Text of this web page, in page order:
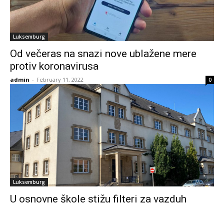
Luksemburg
Od večeras na snazi nove ublažene mere
protiv koronavirusa
admin - February 11, 2022 0
Luksemburg
U osnovne škole stižu filteri za vazduh